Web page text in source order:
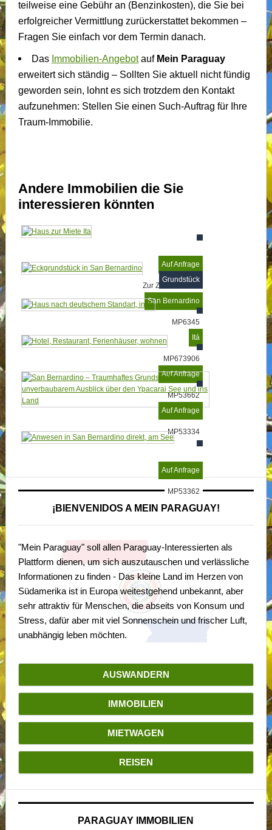
teilweise eine Gebühr an (Benzinkosten), die Sie bei
erfolgreicher Vermittlung zurückerstattet bekommen –
Fragen Sie einfach vor dem Termin danach.
Das Immobilien-Angebotauf Mein Paraguay
erweitert sich ständig – Sollten Sie aktuell nicht fündig
geworden sein, lohnt es sich trotzdem den Kontakt
aufzunehmen: Stellen Sie einen Such-Auftrag für Ihre
Traum-Immobilie.
Andere Immobilien die Sie
interessieren könnten
Auf Anfrage
Zur Zeit vermietet
Grundstück
San Bernardino
MP6345
Itá
MP673906
Auf Anfrage
MP53662
Auf Anfrage
MP53334
Auf Anfrage
MP53362
¡BIENVENIDOS A MEIN PARAGUAY!
"Mein Paraguay" soll allen Paraguay-Interessierten als
Plattform dienen, um sich auszutauschen und verlässliche
Informationen zu finden - Das kleine Land im Herzen von
Südamerika ist in Europa weitestgehend unbekannt, aber
sehr attraktiv für Menschen, die abseits von Konsum und
Stress, dafür aber mit viel Sonnenschein und frischer Luft,
unabhängig leben möchten.
AUSWANDERN
IMMOBILIEN
MIETWAGEN
REISEN
PARAGUAY IMMOBILIEN